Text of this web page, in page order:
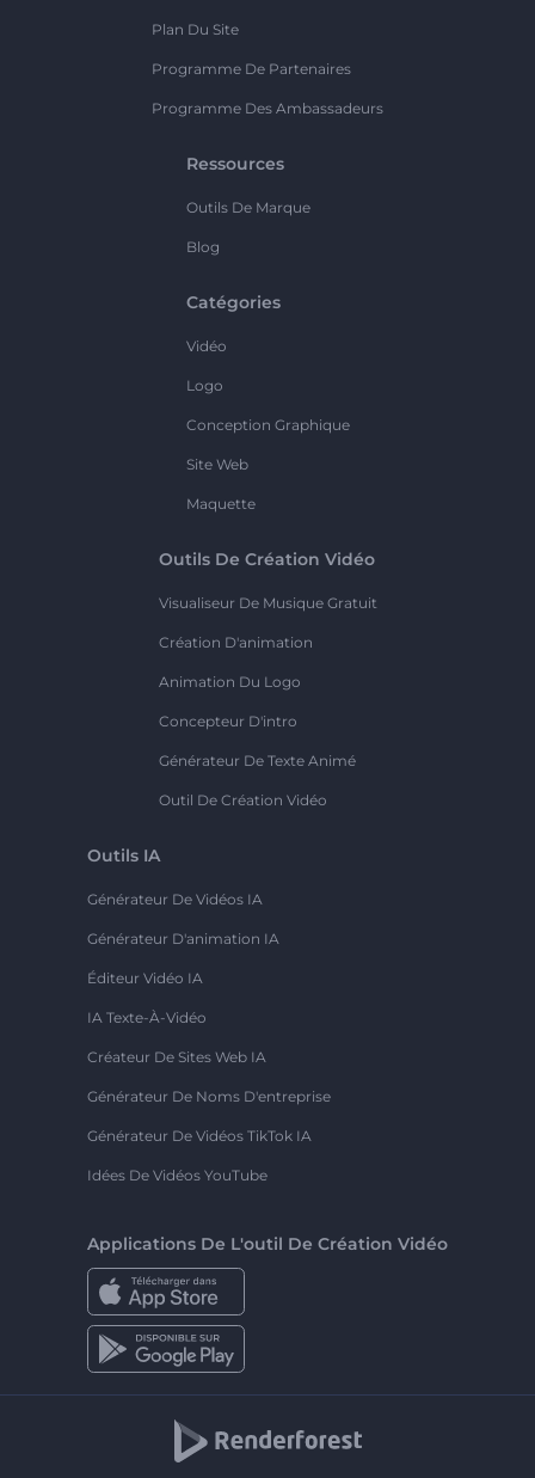
Plan Du Site
Programme De Partenaires
Programme Des Ambassadeurs
Ressources
Outils De Marque
Blog
Catégories
Vidéo
Logo
Conception Graphique
Site Web
Maquette
Outils De Création Vidéo
Visualiseur De Musique Gratuit
Création D'animation
Animation Du Logo
Concepteur D'intro
Générateur De Texte Animé
Outil De Création Vidéo
Outils IA
Générateur De Vidéos IA
Générateur D'animation IA
Éditeur Vidéo IA
IA Texte-À-Vidéo
Créateur De Sites Web IA
Générateur De Noms D'entreprise
Générateur De Vidéos TikTok IA
Idées De Vidéos YouTube
Applications De L'outil De Création Vidéo